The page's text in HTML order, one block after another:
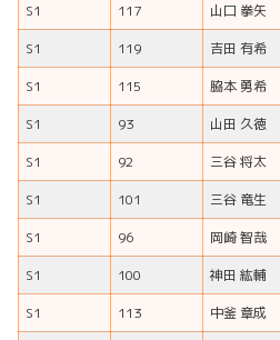
S1
117 山口 拳矢
S1
119 吉田 有希
S1
115 脇本 勇希
S1
93 山田 久徳
S1
92 三谷 将太
S1
101 三谷 竜生
S1
96 岡崎 智哉
S1
100 神田 紘輔
S1
113 中釜 章成